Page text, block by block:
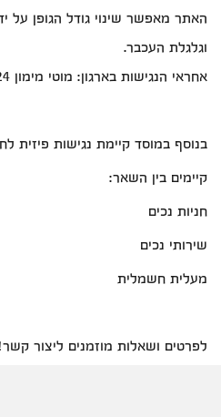
וגלגלת העכבר.
אחראי הנגישות בארגון: מוטי מימון 0546521624
בנוסף במוסד קיימת נגישות פיזית
קיימים בין השאר:
חניות נכים
שירותי נכים
מעלית חשמלית
לפרטים ושאלות מוזמנים ליצור קשר!